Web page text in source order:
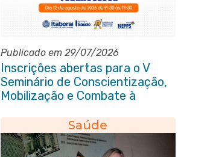
Publicado em 29/07/2026
Inscrições abertas para o V
Seminário de Conscientização,
Mobilização e Combate à
Saúde